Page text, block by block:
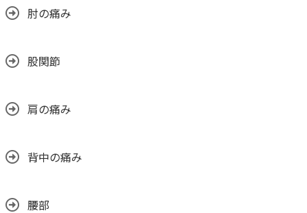
肘の痛み
股関節
肩の痛み
背中の痛み
腰部